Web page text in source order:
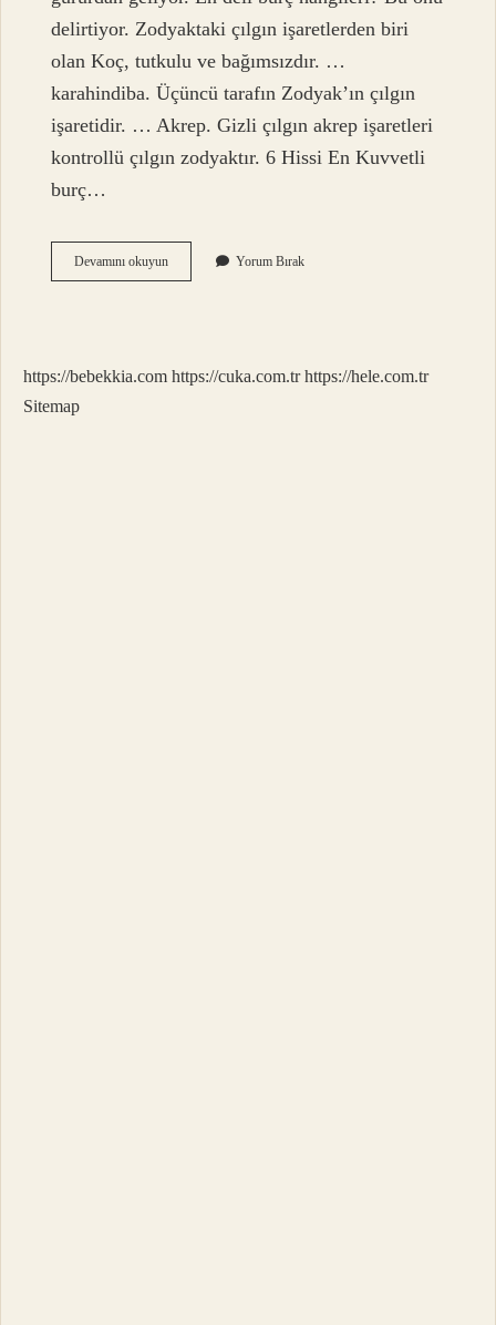
delirtiyor. Zodyaktaki çılgın işaretlerden biri
olan Koç, tutkulu ve bağımsızdır. …
karahindiba. Üçüncü tarafın Zodyak’ın çılgın
işaretidir. … Akrep. Gizli çılgın akrep işaretleri
kontrollü çılgın zodyaktır. 6 Hissi En Kuvvetli
burç…
Devamını okuyunEn
Gergin
Yorum Bırak
https://bebekkia.com https://cuka.com.tr https://hele.com.tr
Sitemap